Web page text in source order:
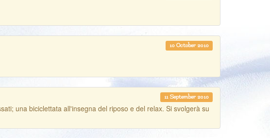
10 October 2010
11 September 2010
una biciclettata all'insegna del riposo e del relax. Si svolgerà su